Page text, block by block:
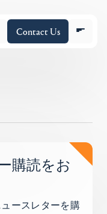
Contact Us
購読をお
ースレターを購